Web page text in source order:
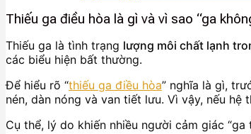
Thiếu ga điều hòa là gì và vì sao “ga
Thiếu ga là tình trạng lượng môi chất lạnh
các biểu hiện bất thường.
Để hiểu rõ “thiếu ga điều hòa” nghĩa là gì,
nén, dàn nóng và van tiết lưu. Vì vậy, nếu
Cụ thể, lý do khiến nhiều người cảm giác